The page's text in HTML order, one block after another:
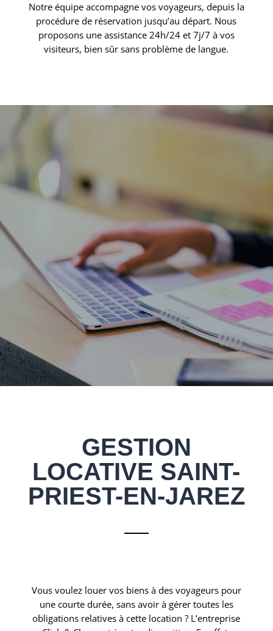
Notre équipe accompagne vos voyageurs, depuis la
procédure de réservation jusqu’au départ. Nous
proposons une assistance 24h/24 et 7j/7 à vos
visiteurs, bien sûr sans problème de langue.
GESTION
LOCATIVE SAINT-
PRIEST-EN-JAREZ
Vous voulez louer vos biens à des voyageurs pour
une courte durée, sans avoir à gérer toutes les
obligations relatives à cette location ? L’entreprise